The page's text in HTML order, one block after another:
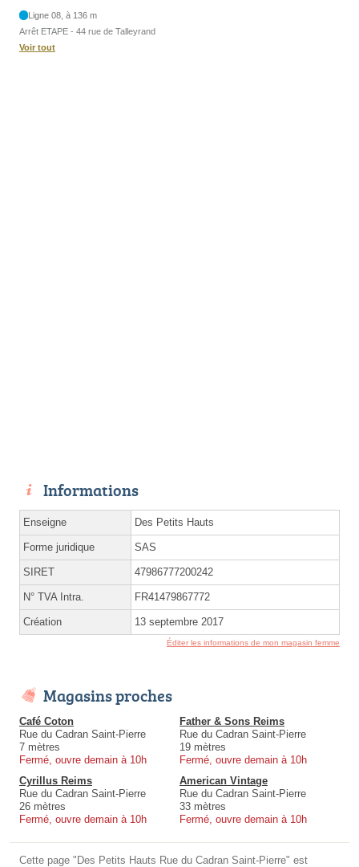
Ligne 08, à 136 m
Arrêt ETAPE - 44 rue de Talleyrand
Voir tout
Informations
Enseigne Des Petits Hauts
Forme juridique SAS
SIRET 47986777200242
N° TVA Intra. FR41479867772
Création 13 septembre 2017
Éditer les informations de mon magasin femme
Magasins proches
Café Coton
Rue du Cadran Saint-Pierre
7 mètres
Fermé, ouvre demain à 10h
Father & Sons Reims
Rue du Cadran Saint-Pierre
19 mètres
Fermé, ouvre demain à 10h
Cyrillus Reims
Rue du Cadran Saint-Pierre
26 mètres
Fermé, ouvre demain à 10h
American Vintage
Rue du Cadran Saint-Pierre
33 mètres
Fermé, ouvre demain à 10h
Cette page "Des Petits Hauts Rue du Cadran Saint-Pierre" est